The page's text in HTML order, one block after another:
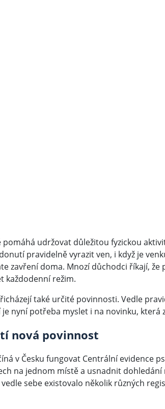
pomáhá udržovat důležitou fyzickou
pravidelně vyrazit ven, i když je
zavření doma. Mnozí důchodci říkají,
každodenní režim.
také určité povinnosti. Vedle
nyní potřeba myslet i na novinku, která
nová povinnost
v Česku fungovat Centrální evidence
na jednom místě a usnadnit
sebe existovalo několik různých